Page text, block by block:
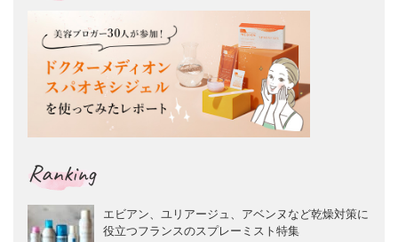
Ranking
エビアン、ユリアージュ、アベンヌなど乾燥対策に
役立つフランスのスプレーミスト特集